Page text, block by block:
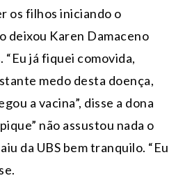
os filhos iniciando o
deixou Karen Damaceno
“Eu já fiquei comovida,
medo desta doença,
a vacina”, disse a dona
não assustou nada o
da UBS bem tranquilo. “Eu